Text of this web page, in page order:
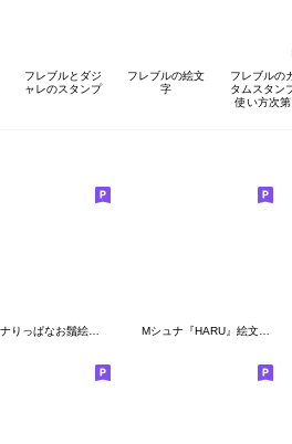
フレブルとダジ
ャレのスタンプ
フレブルの絵文
字
フレブルの
タムスタン
使い方次
Mシュナ『HARU』絵文字ver.1